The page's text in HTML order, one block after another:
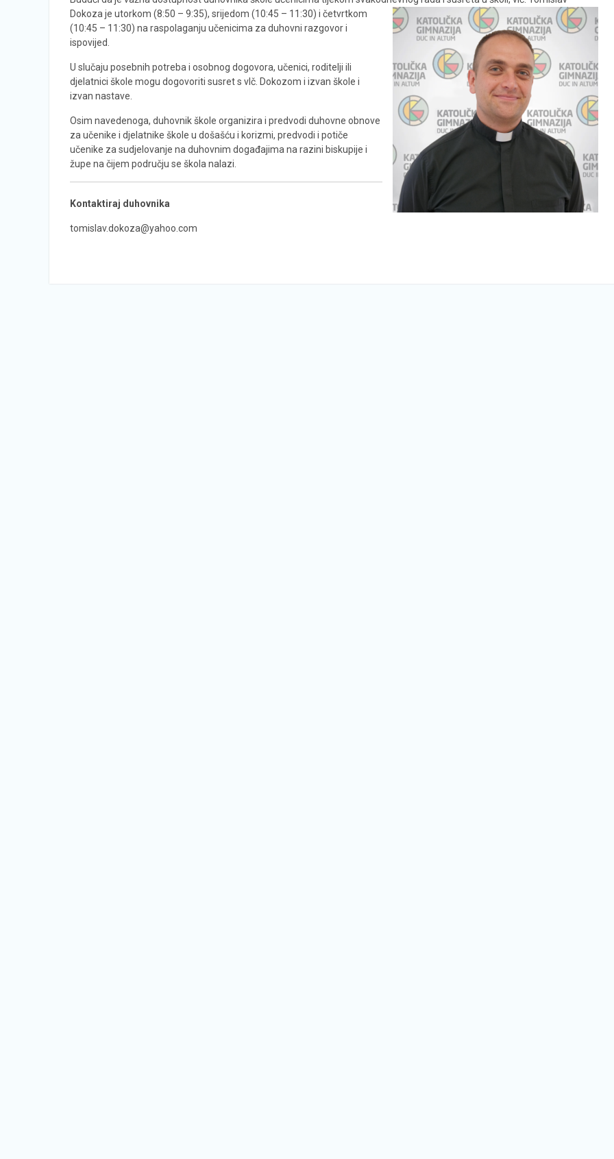
Dokoza je utorkom (8:50 – 9:35), srijedom (10:45 – 11:30) i četvrtkom
(10:45 – 11:30) na raspolaganju učenicima za duhovni razgovor i
ispovijed.
U slučaju posebnih potreba i osobnog dogovora, učenici, roditelji ili
djelatnici škole mogu dogovoriti susret s vlč. Dokozom i izvan škole i
izvan nastave.
Osim navedenoga, duhovnik škole organizira i predvodi duhovne obnove
za učenike i djelatnike škole u došašću i korizmi, predvodi i potiče
učenike za sudjelovanje na duhovnim događajima na razini biskupije i
župe na čijem području se škola nalazi.
Kontaktiraj duhovnika
tomislav.dokoza@yahoo.com